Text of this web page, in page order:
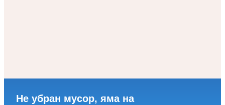
Не убран мусор, яма на